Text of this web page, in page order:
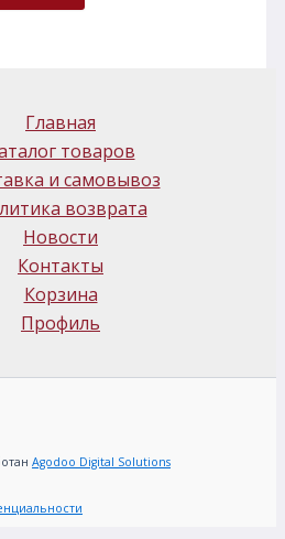
Главная
товаров
и самовывоз
возврата
Новости
Контакты
Корзина
Профиль
Agodoo Digital Solutions